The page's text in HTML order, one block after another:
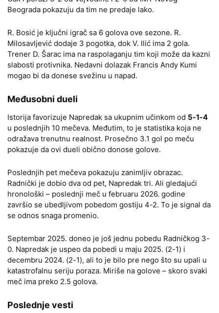
Beograda pokazuju da tim ne predaje lako.
R. Bosić je ključni igrač sa 6 golova ove sezone. R.
Milosavljević dodaje 3 pogotka, dok V. Ilić ima 2 gola.
Trener D. Šarac ima na raspolaganju tim koji može da kazni
slabosti protivnika. Nedavni dolazak Francis Andy Kumi
mogao bi da donese svežinu u napad.
Međusobni dueli
Istorija favorizuje Napredak sa ukupnim učinkom od 5-1-4
u poslednjih 10 mečeva. Međutim, to je statistika koja ne
odražava trenutnu realnost. Prosečno 3.1 gol po meču
pokazuje da ovi dueli obično donose golove.
Poslednjih pet mečeva pokazuju zanimljiv obrazac.
Radnički je dobio dva od pet, Napredak tri. Ali gledajući
hronološki – poslednji meč u februaru 2026. godine
završio se ubedljivom pobedom gostiju 4-2. To je signal da
se odnos snaga promenio.
Septembar 2025. doneo je još jednu pobedu Radničkog 3-
0. Napredak je uspeo da pobedi u maju 2025. (2-1) i
decembru 2024. (2-1), ali to je bilo pre nego što su upali u
katastrofalnu seriju poraza. Miriše na golove – skoro svaki
meč ima preko 2.5 golova.
Poslednje vesti